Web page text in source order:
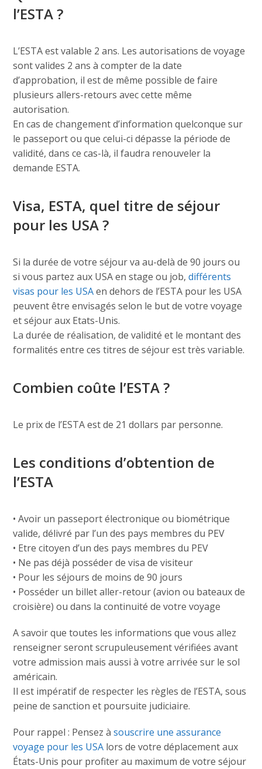
l’ESTA ?
L’ESTA est valable 2 ans. Les autorisations de voyage
sont valides 2 ans à compter de la date
d’approbation, il est de même possible de faire
plusieurs allers-retours avec cette même
autorisation.
En cas de changement d’information quelconque sur
le passeport ou que celui-ci dépasse la période de
validité, dans ce cas-là, il faudra renouveler la
demande ESTA.
Visa, ESTA, quel titre de séjour
pour les USA ?
Si la durée de votre séjour va au-delà de 90 jours ou
si vous partez aux USA en stage ou job,différents
visas pour les USAen dehors de l’ESTA pour les USA
peuvent être envisagés selon le but de votre voyage
et séjour aux Etats-Unis.
La durée de réalisation, de validité et le montant des
formalités entre ces titres de séjour est très variable.
Combien coûte l’ESTA ?
Le prix de l’ESTA est de 21 dollars par personne.
Les conditions d’obtention de
l’ESTA
• Avoir un passeport électronique ou biométrique
valide, délivré par l’un des pays membres du PEV
• Etre citoyen d’un des pays membres du PEV
• Ne pas déjà posséder de visa de visiteur
• Pour les séjours de moins de 90 jours
• Posséder un billet aller-retour (avion ou bateaux de
croisière) ou dans la continuité de votre voyage
A savoir que toutes les informations que vous allez
renseigner seront scrupuleusement vérifiées avant
votre admission mais aussi à votre arrivée sur le sol
américain.
Il est impératif de respecter les règles de l’ESTA, sous
peine de sanction et poursuite judiciaire.
Pour rappel : Pensez à souscrire une assurance
voyage pour les USA lors de votre déplacement aux
États-Unis pour profiter au maximum de votre séjour